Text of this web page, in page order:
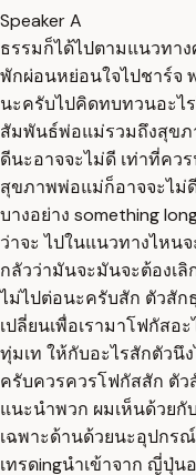
Speaker A
ธรรมก็ได้ไปตามแนวทาง
พักผ่อนหย่อนใจไปชาร์จ
นะครับไปคิดทบทวนอะไ
สัมพันธ์พ่อแม่รวมถึงสุขภ
ดีนะอาจจะไม่ดี เท่าที่คว
สุขภาพพ่อแม่ก็อาจจะไม่
บางอย่าง something
ว่าจะ ไปในแนวทางไหน
กลัวว่ามันจะมันจะต้องเ
ไม่ไปต่อนะครับสัก ตัวสัก
เปลี่ยนเพื่อเรามาโฟกัสอ
ทุ่มเท ให้กับอะไรสักตัวนึง
ครับควรควรโฟกัสสัก ตัว
แนะนำพวก ผมเห็นด้วยกั
เฉพาะด้านด้วยนะอุปกร
เทรดingนำเข้าจาก ญี่ปุ่น